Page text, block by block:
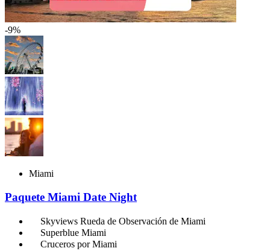
-9%
Miami
Paquete Miami Date Night
Skyviews Rueda de Observación de Miami
Superblue Miami
Cruceros por Miami